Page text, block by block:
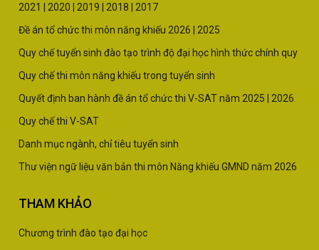
2021
2020 2019 2018
2017
Đề án tổ chức thi môn năng khiếu 2026
2025
Quy chế tuyển sinh đào tạo trình độ đại học hình thức chính quy
Quy chế thi môn năng khiếu trong tuyển sinh
Quyết định ban hành đề án tổ chức thi V-SAT năm 2025
2026
Quy chế thi V-SAT
Danh mục ngành, chỉ tiêu tuyển sinh
Thư viện ngữ liệu văn bản thi môn Năng khiếu GMND năm 2026
THAM KHẢO
Chương trình đào tạo đại học